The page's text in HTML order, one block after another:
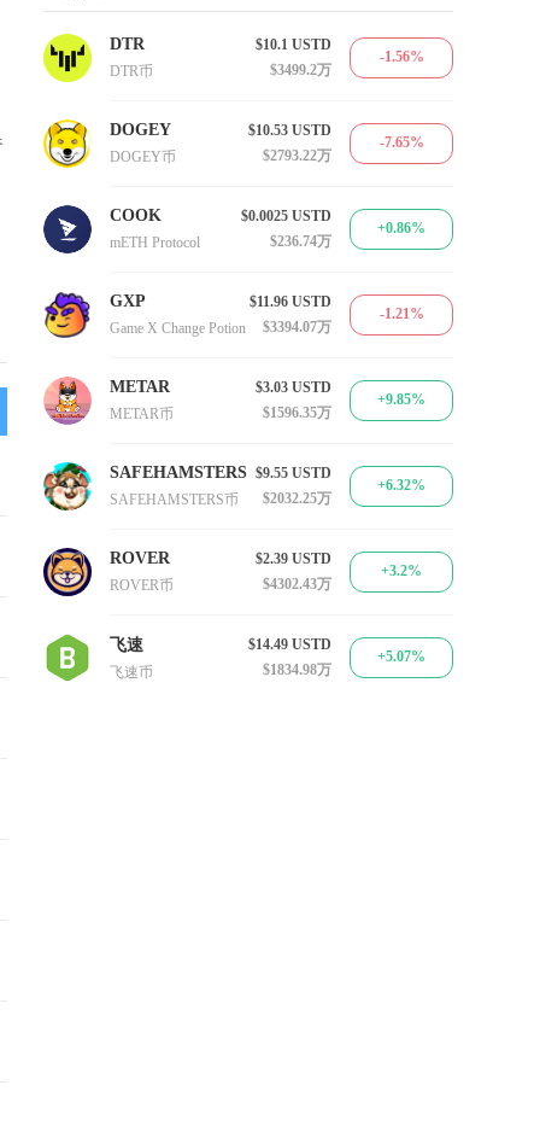
DTR
DTR币
$10.1 USTD
$3499.2万
-1.56%
DOGEY
DOGEY币
$10.53 USTD
$2793.22万
-7.65%
COOK
mETH Protocol
$0.0025 USTD
$236.74万
+0.86%
GXP
Game X Change Potion
$11.96 USTD
$3394.07万
-1.21%
METAR
METAR币
$3.03 USTD
$1596.35万
+9.85%
SAFEHAMSTERS
SAFEHAMSTERS币
$9.55 USTD
$2032.25万
+6.32%
ROVER
ROVER币
$2.39 USTD
$4302.43万
+3.2%
飞速
飞速币
$14.49 USTD
$1834.98万
+5.07%